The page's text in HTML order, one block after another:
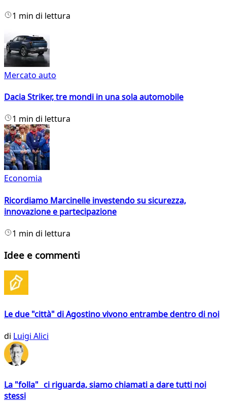
1 min di lettura
Mercato auto
Dacia Striker, tre mondi in una sola automobile
1 min di lettura
Economia
Ricordiamo Marcinelle investendo su sicurezza,
innovazione e partecipazione
1 min di lettura
Idee e commenti
Le due "città" di Agostino vivono entrambe dentro di noi
di Luigi Alici
La "folla" ci riguarda, siamo chiamati a dare tutti noi
stessi